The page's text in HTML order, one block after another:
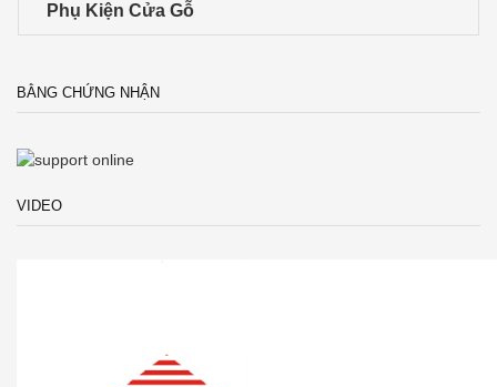
Phụ Kiện Cửa Gỗ
BẰNG CHỨNG NHẬN
VIDEO